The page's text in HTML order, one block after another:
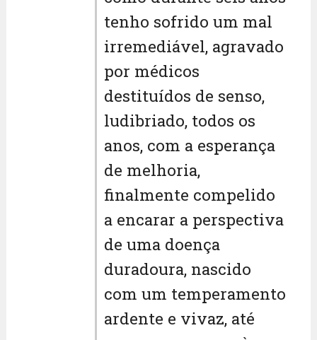
tenho sofrido um mal
irremediável, agravado
por médicos
destituídos de senso,
ludibriado, todos os
anos, com a esperança
de melhoria,
finalmente compelido
a encarar a perspectiva
de uma doença
duradoura, nascido
com um temperamento
ardente e vivaz, até